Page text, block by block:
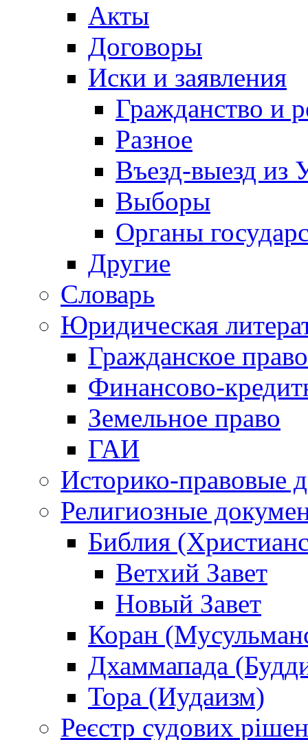
Акты
Договоры
Иски и заявления
Гражданство и
Разное
Въезд-выезд из
Выборы
Органы
Другие
Словарь
Юридическая
Гражданское право
Финансово-
Земельное право
ГАИ
Историко-правовые
Религиозные
Библия
Ветхий Завет
Новый Завет
Коран
Дхаммапада
Тора (Иудаизм)
Реєстр судових